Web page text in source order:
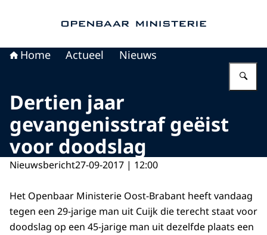
Home Actueel Nieuws
Dertien jaar
gevangenisstraf geëist
voor doodslag
Nieuwsbericht27-09-2017 | 12:00
Het Openbaar Ministerie Oost-Brabant heeft vandaag
tegen een 29-jarige man uit Cuijk die terecht staat voor
doodslag op een 45-jarige man uit dezelfde plaats een